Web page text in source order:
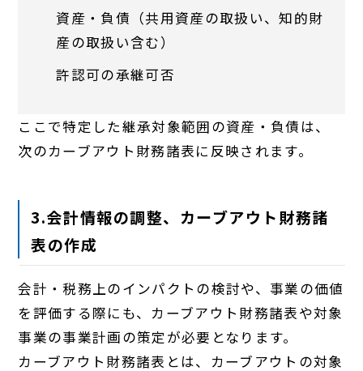
資産・負債（共用資産の取扱い、知的財
産の取扱い含む）
許認可の承継可否
ここで特定した継承対象範囲の資産・負債は、
次のカーブアウト財務諸表に反映されます。
3.会計情報の調整、カーブアウト財務諸
表の作成
会計・税務上のインパクトの検討や、事業の価値
を評価する際にも、カーブアウト財務諸表や対象
事業の事業計画の策定が必要となります。
カーブアウト財務諸表とは、カーブアウトの対象